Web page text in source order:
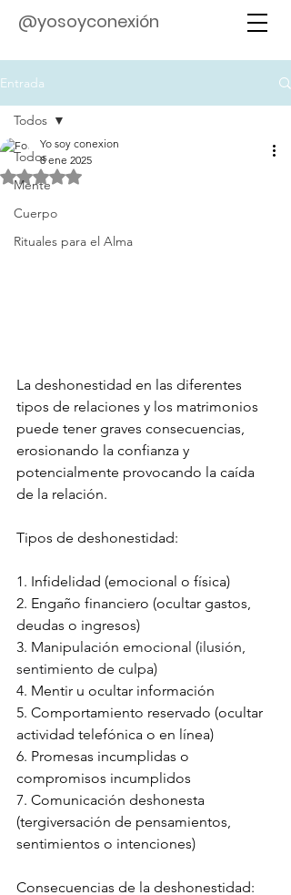
@yosoyconexión
Entrada
Todos
Mente
Cuerpo
Rituales para el Alma
Todos
Yo soy conexion
8 ene 2025
Obtuvo NaN de 5 estrellas.
La deshonestidad en las diferentes
tipos de relaciones y los matrimonios
puede tener graves consecuencias,
erosionando la confianza y
potencialmente provocando la caída
de la relación.
Tipos de deshonestidad:
1. Infidelidad (emocional o física)
2. Engaño financiero (ocultar gastos,
deudas o ingresos)
3. Manipulación emocional (ilusión,
sentimiento de culpa)
4. Mentir u ocultar información
5. Comportamiento reservado (ocultar
actividad telefónica o en línea)
6. Promesas incumplidas o
compromisos incumplidos
7. Comunicación deshonesta
(tergiversación de pensamientos,
sentimientos o intenciones)
Consecuencias de la deshonestidad: